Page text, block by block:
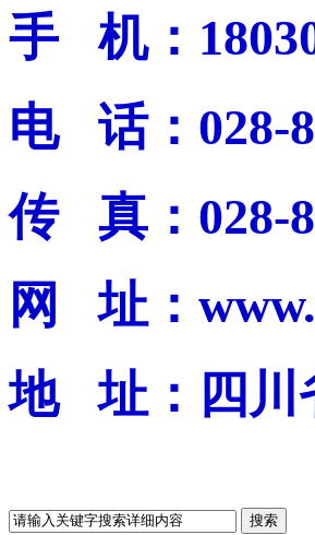
手 机：
电 话：028-
传 真：028-
网 址：
地 址：四川